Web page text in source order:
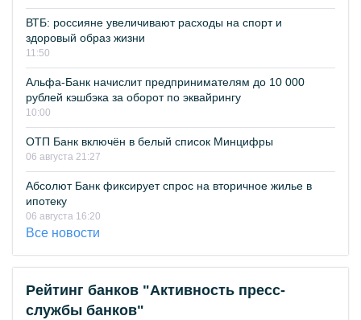
ВТБ: россияне увеличивают расходы на спорт и
здоровый образ жизни
11:50
Альфа-Банк начислит предпринимателям до 10 000
рублей кэшбэка за оборот по эквайрингу
10:00
ОТП Банк включён в белый список Минцифры
06 августа 21:27
Абсолют Банк фиксирует спрос на вторичное жилье в
ипотеку
06 августа 16:20
Все новости
Рейтинг банков "Активность пресс-
службы банков"